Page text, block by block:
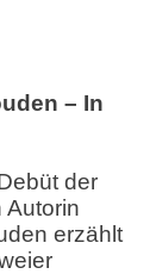
– In
der
Autorin
erzählt